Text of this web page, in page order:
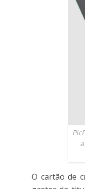
O cartão de